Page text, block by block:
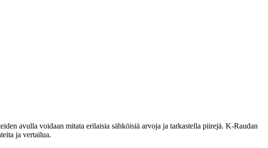
avulla voidaan mitata erilaisia sähköisiä arvoja ja tarkastella piirejä. K-Raudan
ja vertailua.